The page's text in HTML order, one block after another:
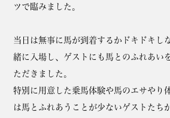
ツで臨みました。
当日は無事に馬が到着するかドキドキし
緒に入場し、ゲストにも馬とのふれあい
ただきました。
特別に用意した乗馬体験や馬のエサやり
は馬とふれあうことが少ないゲストたち